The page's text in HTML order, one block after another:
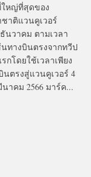
ใหญ่ที่สุดของ
าติแวนคูเวอร์
นวาคม ตามเวลา
ทางบินตรงจากทวีป
กโดยใช้เวลาเพียง
นตรงสู่แวนคูเวอร์ 4
าคม 2566 มาร์ค...